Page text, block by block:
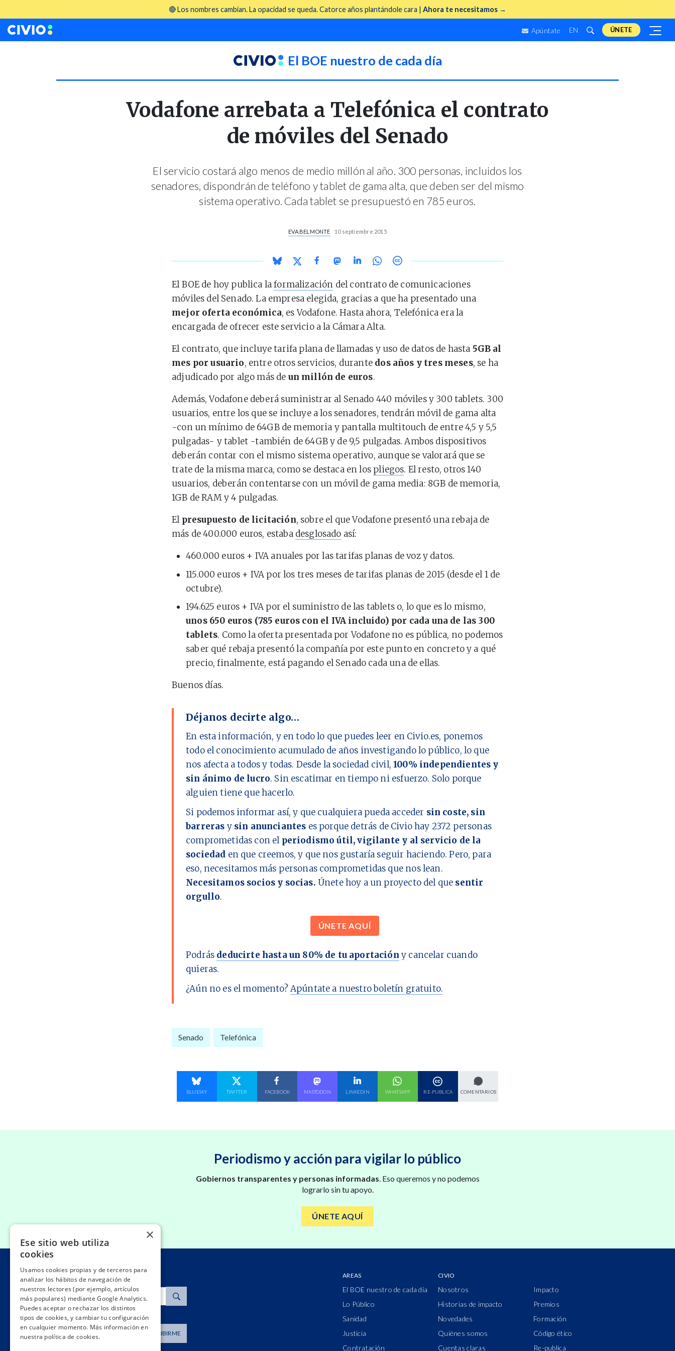
🔴 Los nombres cambian. La opacidad se queda. Catorce años plantándole cara | Ahora te necesitamos →
Apúntate EN ÚNETE
El BOE nuestro de cada día
Vodafone arrebata a Telefónica el contrato
de móviles del Senado
El servicio costará algo menos de medio millón al año. 300 personas, incluidos los
senadores, dispondrán de teléfono y tablet de gama alta, que deben ser del mismo
sistema operativo. Cada tablet se presupuestó en 785 euros.
EVA BELMONTE 10 septiembre 2015
El BOE de hoy publica laformalización del contrato de comunicaciones
móviles del Senado. La empresa elegida, gracias a que ha presentado una
mejor oferta económica, es Vodafone. Hasta ahora, Telefónica era la
encargada de ofrecer este servicio a la Cámara Alta.
El contrato, que incluye tarifa plana de llamadas y uso de datos de hasta 5GB al
mes por usuario, entre otros servicios, durante dos años y tres meses, se ha
adjudicado por algo más de un millón de euros.
Además, Vodafone deberá suministrar al Senado 440 móviles y 300 tablets. 300
usuarios, entre los que se incluye a los senadores, tendrán móvil de gama alta
-con un mínimo de 64GB de memoria y pantalla multitouch de entre 4,5 y 5,5
pulgadas- y tablet -también de 64GB y de 9,5 pulgadas. Ambos dispositivos
deberán contar con el mismo sistema operativo, aunque se valorará que se
trate de la misma marca, como se destaca en los pliegos. El resto, otros 140
usuarios, deberán contentarse con un móvil de gama media: 8GB de memoria,
1GB de RAM y 4 pulgadas.
El presupuesto de licitación, sobre el que Vodafone presentó una rebaja de
más de 400.000 euros, estaba desglosado así:
460.000 euros + IVA anuales por las tarifas planas de voz y datos.
115.000 euros + IVA por los tres meses de tarifas planas de 2015 (desde el 1 de
octubre).
194.625 euros + IVA por el suministro de las tablets o, lo que es lo mismo,
unos 650 euros (785 euros con el IVA incluido) por cada una de las 300
tablets. Como la oferta presentada por Vodafone no es pública, no podemos
saber qué rebaja presentó la compañía por este punto en concreto y a qué
precio, finalmente, está pagando el Senado cada una de ellas.
Buenos días.
Déjanos decirte algo…
En esta información, y en todo lo que puedes leer en Civio.es, ponemos
todo el conocimiento acumulado de años investigando lo público, lo que
nos afecta a todos y todas. Desde la sociedad civil,100% independientes y
sin ánimo de lucro. Sin escatimar en tiempo ni esfuerzo. Solo porque
alguien tiene que hacerlo.
Si podemos informar así, y que cualquiera pueda acceder sin coste, sin
barreras y sin anunciantes es porque detrás de Civio hay 2372 personas
comprometidas con el periodismo útil, vigilante y al servicio de la
sociedad en que creemos, y que nos gustaría seguir haciendo. Pero, para
eso, necesitamos más personas comprometidas que nos lean.
Necesitamos socios y socias. Únete hoy a un proyecto del que sentir
orgullo.
ÚNETE AQUÍ
Podrás deducirte hasta un 80% de tu aportación y cancelar cuando
quieras.
¿Aún no es el momento? Apúntate a nuestro boletín gratuito.
Senado Telefónica
COMPARTE EN
BLUESKY
COMPARTE EN
TWITTER
COMPARTE EN
FACEBOOK
COMPARTE EN
MASTODON
COMPARTE EN
LINKEDIN
COMPARTE EN
WHATSAPP RE-PUBLICA COMENTARIOS
Periodismo y acción para vigilar lo público
Gobiernos transparentes y personas informadas . Eso queremos y no podemos
lograrlo sin tu apoyo.
ÚNETE AQUÍ
Buscar
Dirección de correo SUSCRIBIRME
AREAS
El BOE nuestro de cada día
Lo Público
Sanidad
Justicia
Contratación
CIVIO
Nosotros
Historias de impacto
Novedades
Quiénes somos
Cuentas claras
Impacto
Premios
Formación
Código ético
Re-publica
×
Ese sitio web utiliza
cookies
Usamos cookies propias y de terceros para
analizar los hábitos de navegación de
nuestros lectores (por ejemplo, artículos
más populares) mediante Google Analytics.
Puedes aceptar o rechazar los distintos
tipos de cookies, y cambiar tu configuración
en cualquier momento. Más información en
nuestra política de cookies.